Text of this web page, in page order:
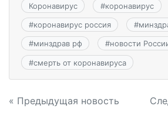
Коронавирус #коронавирус
#коронавирус россия #
#минздрав рф #новости
#смерть от коронавируса
Навигация
« Предыдущая новость